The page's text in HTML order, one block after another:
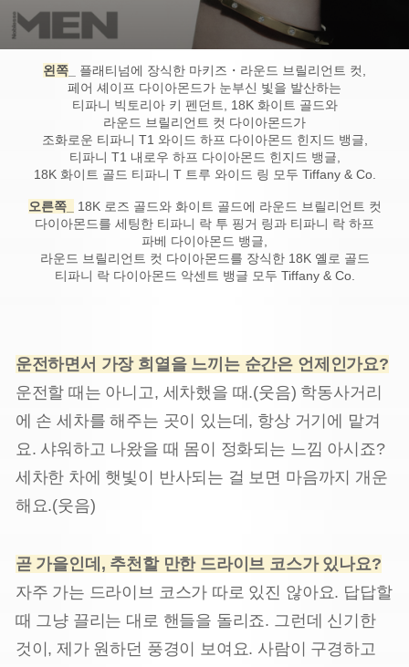
왼쪽
플래티넘에 장식한 마키즈・라운드 브릴리언트 컷,
페어 셰이프 다이아몬드가 눈부신 빛을 발산하는
티파니 빅토리아 키 펜던트, 18K 화이트 골드와
라운드 브릴리언트 컷 다이아몬드가
조화로운 티파니 T1 와이드 하프 다이아몬드 힌지드 뱅글,
티파니 T1 내로우 하프 다이아몬드 힌지드 뱅글,
18K 화이트 골드 티파니 T 트루 와이드 링 모두 Tiffany & Co.
오른쪽_
18K 로즈 골드와 화이트 골드에 라운드 브릴리언트 컷
다이아몬드를 세팅한 티파니 락 투 핑거 링과 티파니 락 하프
파베 다이아몬드 뱅글,
라운드 브릴리언트 컷 다이아몬드를 장식한 18K 옐로 골드
티파니 락 다이아몬드 악센트 뱅글 모두 Tiffany & Co.
운전하면서 가장 희열을 느끼는 순간은 언제인가요?
운전할 때는 아니고, 세차했을 때.(웃음) 학동사거리
에 손 세차를 해주는 곳이 있는데, 항상 거기에 맡겨
요. 샤워하고 나왔을 때 몸이 정화되는 느낌 아시죠?
세차한 차에 햇빛이 반사되는 걸 보면 마음까지 개운
해요.(웃음)
곧 가을인데, 추천할 만한 드라이브 코스가 있나요?
자주 가는 드라이브 코스가 따로 있진 않아요. 답답할
때 그냥 끌리는 대로 핸들을 돌리죠. 그런데 신기한
것이, 제가 원하던 풍경이 보여요. 사람이 구경하고